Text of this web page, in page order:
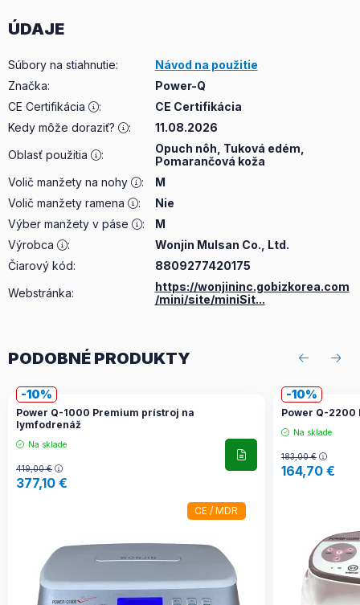
ÚDAJE
Súbory na stiahnutie:
Návod na použitie
Značka:
Power-Q
CE Certifikácia
:
CE Certifikácia
Kedy môže doraziť?
:
11.08.2026
Oblasť použitia
:
Opuch nôh, Tuková edém,
Pomarančová koža
Volič manžety na nohy
:
M
Volič manžety ramena
:
Nie
Výber manžety v páse
:
M
Výrobca
:
Wonjin Mulsan Co., Ltd.
Čiarový kód:
8809277420175
Webstránka:
https://wonjininc.gobizkorea.com
/mini/site/miniSit...
PODOBNÉ PRODUKTY
10
Power Q-1000 Premium prístroj na
lymfodrenáž
Na sklade
419,00€
377,10 €
CE / MDR
10
Power Q-
Na sklade
183,00€
164,70€